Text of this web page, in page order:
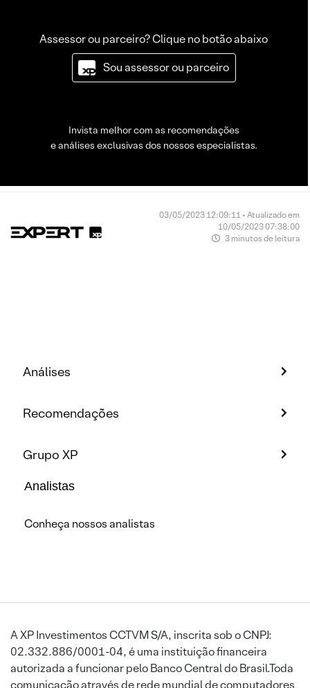
Assessor ou parceiro? Clique no botão abaixo
Sou assessor ou parceiro
Invista melhor com as recomendações
e análises exclusivas dos nossos especialistas.
03/05/2023 12:09:11 • Atualizado em
10/05/2023 07:38:00
3 minutos de leitura
Análises
Recomendações
Grupo XP
Analistas
Conheça nossos analistas
A XP Investimentos CCTVM S/A, inscrita sob o CNPJ:
02.332.886/0001-04, é uma instituição financeira
autorizada a funcionar pelo Banco Central do Brasil.Toda
comunicação através de rede mundial de computadores